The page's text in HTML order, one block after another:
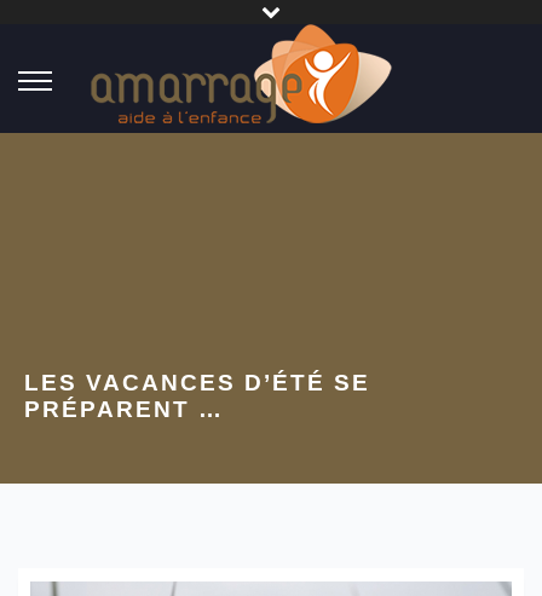
LES VACANCES D’ÉTÉ SE
PRÉPARENT …